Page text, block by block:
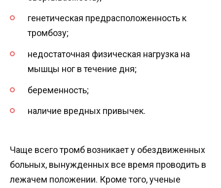
генетическая предрасположенность к
тромбозу;
недостаточная физическая нагрузка на
мышцы ног в течение дня;
беременность;
наличие вредных привычек.
Чаще всего тромб возникает у обездвиженных
больных, вынужденных все время проводить в
лежачем положении. Кроме того, ученые